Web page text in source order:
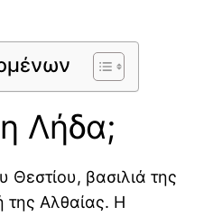
Λήδα;
βασιλιά της
της Αλθαίας. Η